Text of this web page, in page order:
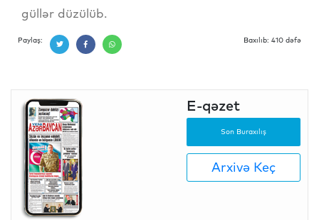
güllər düzülüb.
Paylaş: Baxılıb: 410 dəfə
E-qəzet
Son Buraxılış
Arxivə Keç